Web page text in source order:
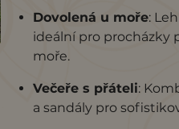
Dovolená u moře:
ideální pro procházky
moře.
Večeře s přáteli:
a sandály pro